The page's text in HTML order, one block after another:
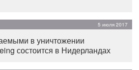
5 июля 2017
в уничтожении
состоится в Нидерландах